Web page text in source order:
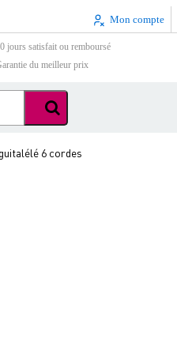
Mon compte
jours satisfait ou remboursé
du meilleur prix
6 cordes